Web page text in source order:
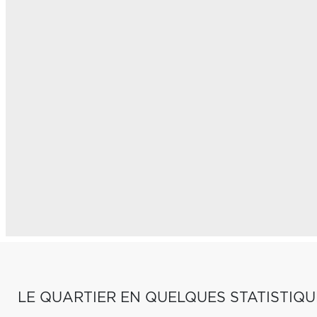
LE QUARTIER EN QUELQUES